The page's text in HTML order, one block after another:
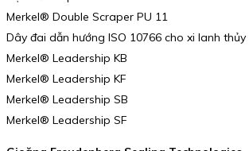
Merkel® Double Scraper PU 11
Dây đai dẫn hướng ISO 10766 cho xi lanh thủy
Merkel® Leadership KB
Merkel® Leadership KF
Merkel® Leadership SB
Merkel® Leadership SF